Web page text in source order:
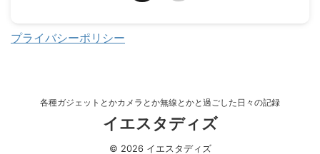
プライバシーポリシー
各種ガジェットとかカメラとか無線とかと過ごした日々の記録
イエスタディズ
© 2026 イエスタディズ